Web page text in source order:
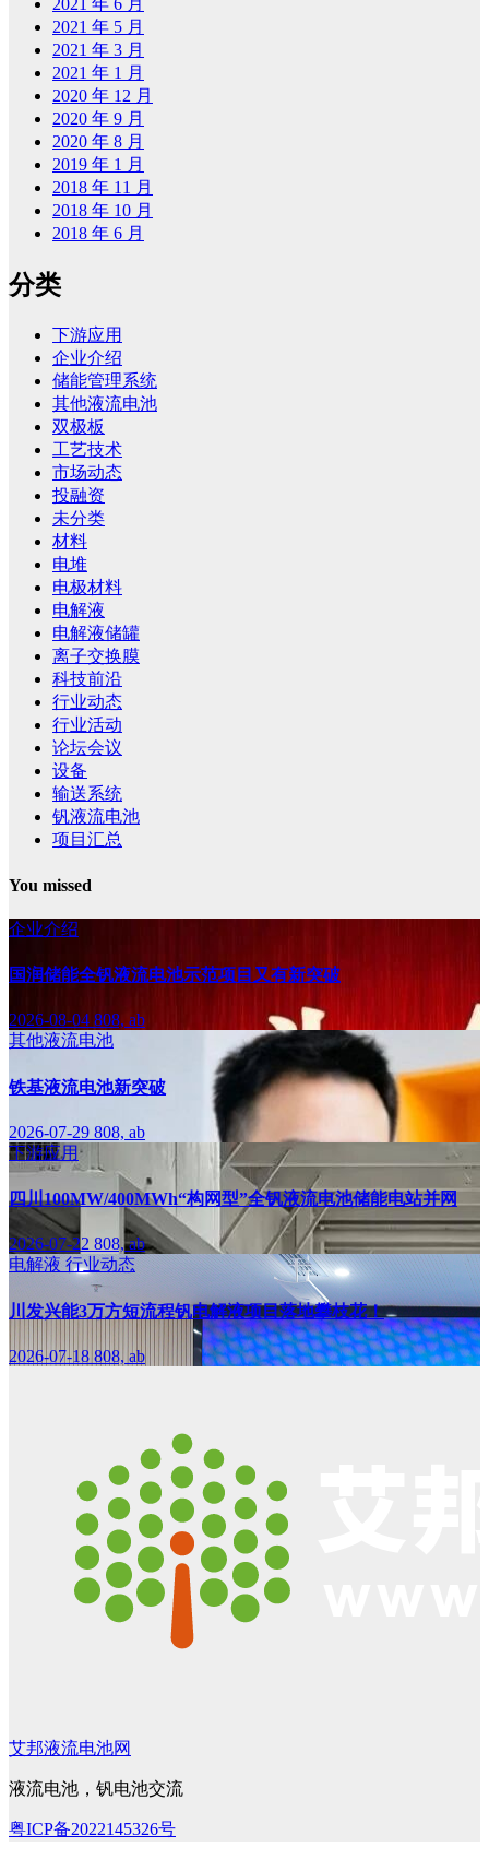
2021 年 6 月
2021 年 5 月
2021 年 3 月
2021 年 1 月
2020 年 12 月
2020 年 9 月
2020 年 8 月
2019 年 1 月
2018 年 11 月
2018 年 10 月
2018 年 6 月
分类
下游应用
企业介绍
储能管理系统
其他液流电池
双极板
工艺技术
市场动态
投融资
未分类
材料
电堆
电极材料
电解液
电解液储罐
离子交换膜
科技前沿
行业动态
行业活动
论坛会议
设备
输送系统
钒液流电池
项目汇总
You missed
企业介绍
国润储能全钒液流电池示范项目又有新突破
2026-08-04 808, ab
其他液流电池
铁基液流电池新突破
2026-07-29 808, ab
下游应用
四川100MW/400MWh“构网型”全钒液流电池储能电站并网
2026-07-22 808, ab
电解液 行业动态
川发兴能3万方短流程钒电解液项目落地攀枝花！
2026-07-18 808, ab
艾邦液流电池网
液流电池，钒电池交流
粤ICP备2022145326号